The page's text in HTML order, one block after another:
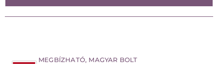
MEGBÍZHATÓ, MAGYAR BOLT